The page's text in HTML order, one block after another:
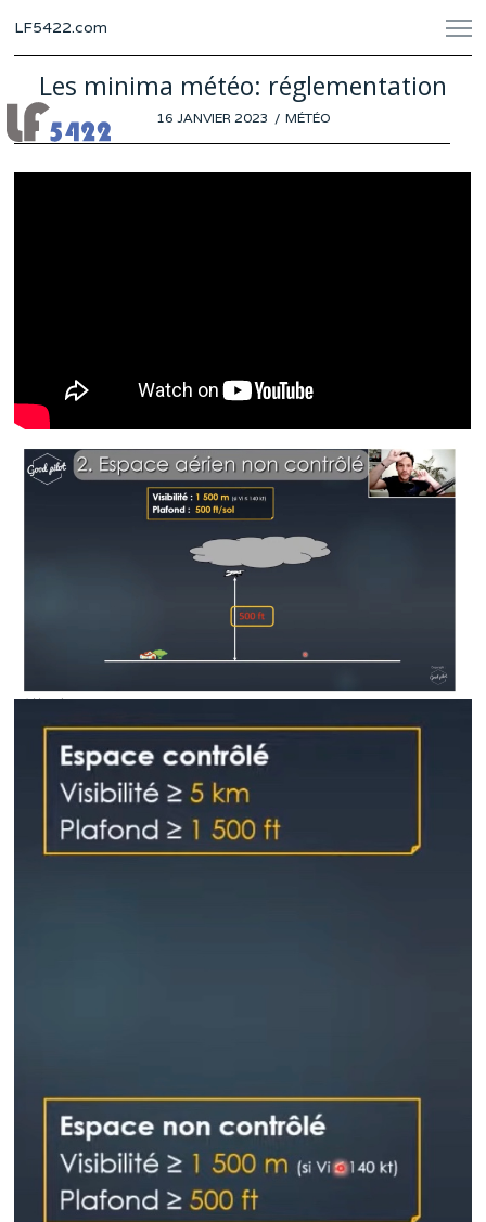
LF5422.com
Les minima météo: réglementation
POSTED
16 JANVIER 2023 13MÉTÉO